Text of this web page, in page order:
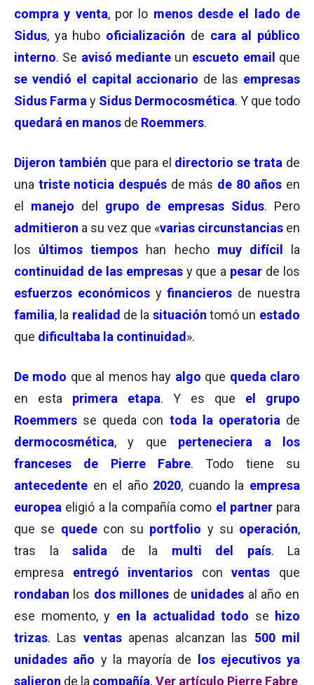
compra y venta, por lo menos desde el lado de
Sidus, ya hubo oficialización de cara al público
interno. Se avisó mediante un escueto email que
se vendió el capital accionario de las empresas
Sidus Farma y Sidus Dermocosmética. Y que todo
quedará en manos de Roemmers.
Dijeron también que para el directorio se trata de
una triste noticia después de más de 80 años en
el manejo del grupo de empresas Sidus. Pero
admitieron a su vez que «varias circunstancias en
los últimos tiempos han hecho muy difícil
la
continuidad de las empresas y que a pesar de los
esfuerzos económicos yfinancieros de nuestra
familia, la realidad de la situación tomó un estado
que dificultaba la continuidad ».
De modo que al menos hay algo que queda claro
en esta primera etapa. Y es que el grupo
Roemmers se queda con toda la operatoria de
dermocosmética, y que perteneciera a los
franceses de Pierre Fabre. Todo tiene su
antecedente en el año 2020, cuando la empresa
europea eligió a la compañía como el partner para
que se quede con su portfolio y su operación,
tras la salida de la multi del país. La
empresa entregó inventarios con ventas que
rondaban los dos millones de unidades al año en
ese momento, y en la actualidad todo se hizo
trizas. Las ventas apenas alcanzan las 500 mil
unidades año y la mayoría de los ejecutivos ya
salieron de la compañía. Ver artículo Pierre Fabre